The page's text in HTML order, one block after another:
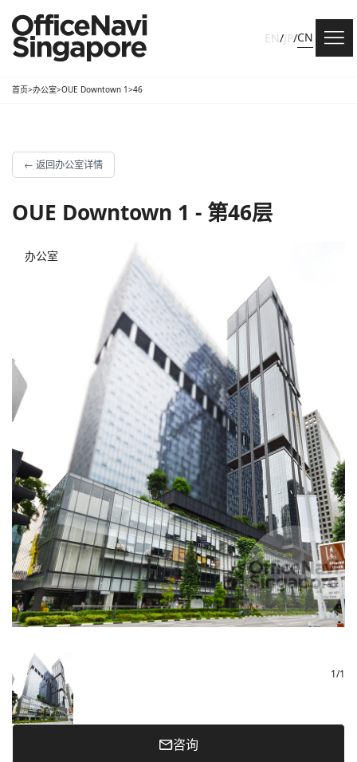
EN/JP/CN
首页>办公室>OUE Downtown 1>46
← 返回办公室详情
OUE Downtown 1 - 第46层
办公室
1/1
咨询